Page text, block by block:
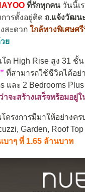
ที่รักทุกคน วันนี้เ
ารตั้งอยู่ติด ถ.แจ้งวัฒน
สะดวก ใกล้ทางพิเศษศ
ย
โด High Rise สูง 31 ชั้
ที่สามารถใช้ชีวิตได้อย่
และ 2 Bedrooms
จะสร้างเสร็จพร้อมอยู่
ครงการมีมาให้อย่างค
Garden, Roof
บาๆ ที่ 1.65 ล้านบาท